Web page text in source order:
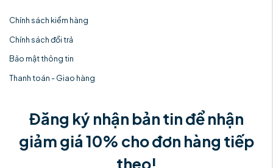
Chính sách kiểm hàng
Chính sách đổi trả
Bảo mật thông tin
Thanh toán - Giao hàng
Đăng ký nhận bản tin để nhận
giảm giá 10% cho đơn hàng tiếp
theo!